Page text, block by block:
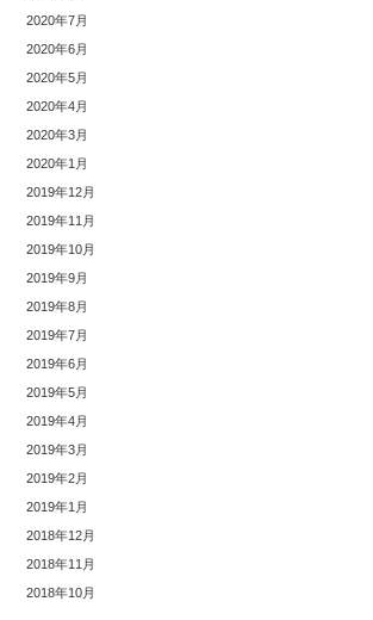
2020年7月
2020年6月
2020年5月
2020年4月
2020年3月
2020年1月
2019年12月
2019年11月
2019年10月
2019年9月
2019年8月
2019年7月
2019年6月
2019年5月
2019年4月
2019年3月
2019年2月
2019年1月
2018年12月
2018年11月
2018年10月